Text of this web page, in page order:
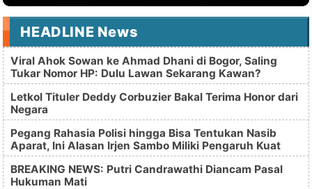
HEADLINE News
Viral Ahok Sowan ke Ahmad Dhani di Bogor, Saling
Tukar Nomor HP: Dulu Lawan Sekarang Kawan?
Letkol Tituler Deddy Corbuzier Bakal Terima Honor dari
Negara
Pegang Rahasia Polisi hingga Bisa Tentukan Nasib
Aparat, Ini Alasan Irjen Sambo Miliki Pengaruh Kuat
BREAKING NEWS: Putri Candrawathi Diancam Pasal
Hukuman Mati